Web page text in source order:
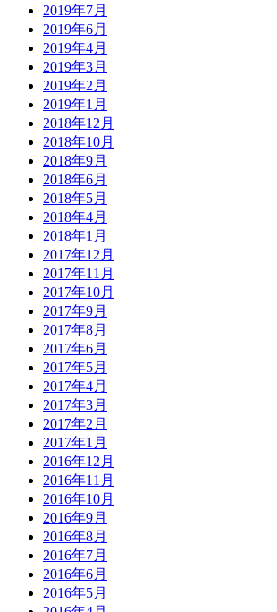
2019年7月
2019年6月
2019年4月
2019年3月
2019年2月
2019年1月
2018年12月
2018年10月
2018年9月
2018年6月
2018年5月
2018年4月
2018年1月
2017年12月
2017年11月
2017年10月
2017年9月
2017年8月
2017年6月
2017年5月
2017年4月
2017年3月
2017年2月
2017年1月
2016年12月
2016年11月
2016年10月
2016年9月
2016年8月
2016年7月
2016年6月
2016年5月